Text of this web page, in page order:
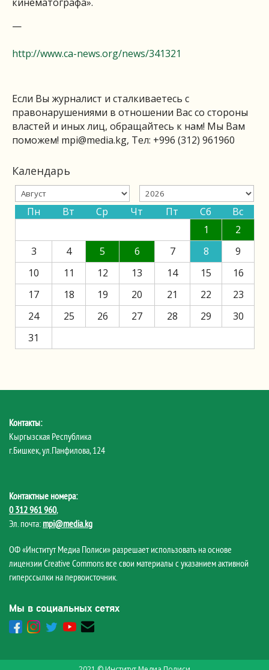
—
http://www.ca-news.org/news/341321
Если Вы журналист и сталкиваетесь с
правонарушениями в отношении Вас со стороны
властей и иных лиц, обращайтесь к нам! Мы Вам
поможем! mpi@media.kg, Тел: +996 (312) 961960
Календарь
Пн Вт Ср Чт Пт Сб
Вс
1
2
3
4 5 6 7 8
9
10
11 12 13 14 15
16
17
18 19 20 21 22
23
24
25 26 27 28 29
30
31
Контакты:
Кыргызская Республика
г.Бишкек, ул.Панфилова, 124
Контактные номера:
0 312 961 960,
Эл. почта: mpi@media.kg
ОФ «Институт Медиа Полиси» разрешает использовать на основе
лицензии Creative Commons все свои материалы с указанием активной
гиперссылки на первоисточник.
Мы в социальных сетях